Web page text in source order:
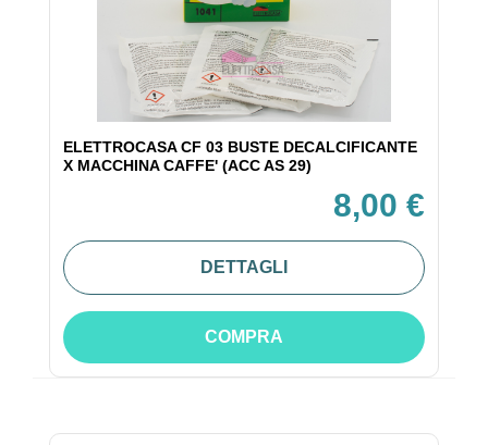
ELETTROCASA CF 03 BUSTE DECALCIFICANTE
X MACCHINA CAFFE' (ACC AS 29)
8,00 €
DETTAGLI
COMPRA